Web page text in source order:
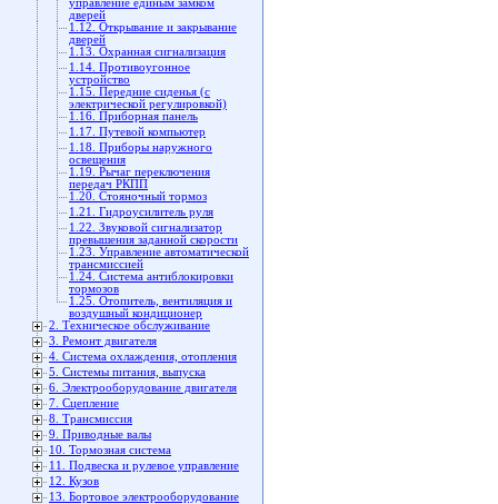
управление единым замком
дверей
1.12. Открывание и закрывание
дверей
1.13. Охранная сигнализация
1.14. Противоугонное
устройство
1.15. Передние сиденья (с
электрической регулировкой)
1.16. Приборная панель
1.17. Путевой компьютер
1.18. Приборы наружного
освещения
1.19. Рычаг переключения
передач РКПП
1.20. Стояночный тормоз
1.21. Гидроусилитель руля
1.22. Звуковой сигнализатор
превышения заданной скорости
1.23. Управление автоматической
трансмиссией
1.24. Система антиблокировки
тормозов
1.25. Отопитель, вентиляция и
воздушный кондиционер
2. Техническое обслуживание
3. Ремонт двигателя
4. Система охлаждения, отопления
5. Системы питания, выпуска
6. Электрооборудование двигателя
7. Сцепление
8. Трансмиссия
9. Приводные валы
10. Тормозная система
11. Подвеска и рулевое управление
12. Кузов
13. Бортовое электрооборудование